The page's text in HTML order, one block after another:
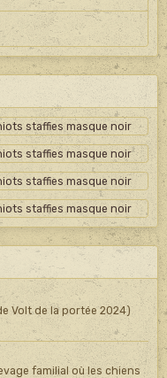
Volt de la portée 2024)
familial où les chiens